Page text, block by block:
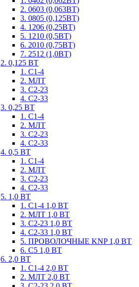
2. 0603 (0,063ВТ)
3. 0805 (0,125ВТ)
4. 1206 (0,25ВТ)
5. 1210 (0,5ВТ)
6. 2010 (0,75ВТ)
7. 2512 (1,0ВТ)
2. 0,125 ВТ
1. С1-4
2. МЛТ
3. С2-23
4. С2-33
3. 0,25 ВТ
1. С1-4
2. МЛТ
3. С2-23
4. С2-33
4. 0,5 ВТ
1. С1-4
2. МЛТ
3. С2-23
4. С2-33
5. 1,0 ВТ
1. С1-4 1,0 ВТ
2. МЛТ 1,0 ВТ
3. С2-23 1,0 ВТ
4. С2-33 1,0 ВТ
5. ПРОВОЛОЧНЫЕ KNP 1,0 ВТ
6. С5 1,0 ВТ
6. 2,0 ВТ
1. С1-4 2,0 ВТ
2. МЛТ 2,0 ВТ